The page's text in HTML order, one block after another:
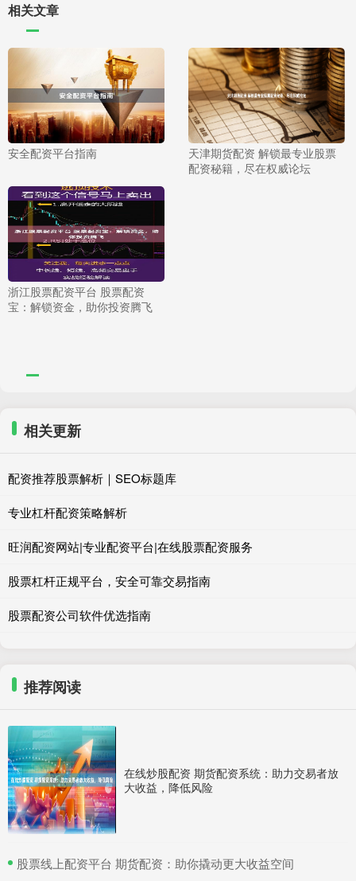
相关文章
安全配资平台指南
天津期货配资 解锁最专业股票
配资秘籍，尽在权威论坛
浙江股票配资平台 股票配资
宝：解锁资金，助你投资腾飞
相关更新
配资推荐股票解析｜SEO标题库
专业杠杆配资策略解析
旺润配资网站|专业配资平台|在线股票配资服务
股票杠杆正规平台，安全可靠交易指南
股票配资公司软件优选指南
推荐阅读
在线炒股配资 期货配资系统：助力交易者放
大收益，降低风险
​股票线上配资平台 期货配资：助你撬动更大收益空间